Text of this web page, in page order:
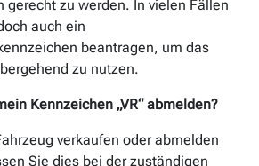
gerecht zu werden. In vielen Fällen
auch ein
beantragen, um das
zu nutzen.
Kennzeichen „VR“ abmelden?
verkaufen oder abmelden
Sie dies bei der zuständigen